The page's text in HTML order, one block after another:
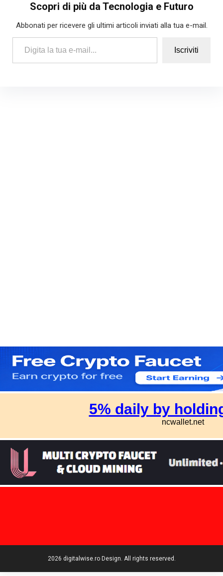
Scopri di più da Tecnologia e Futuro
Abbonati per ricevere gli ultimi articoli inviati alla tua e-mail.
Digita la tua e-mail...
Iscriviti
2026 digitalwise.ro Design. All rights reserved.